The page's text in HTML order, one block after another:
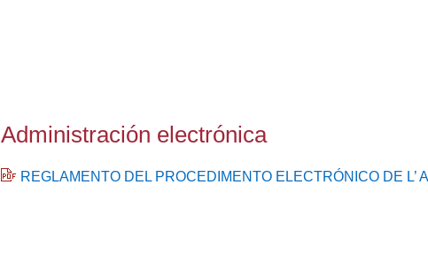
Administración electrónica
REGLAMENTO DEL PROCEDIMENTO ELECTRÓNICO DE L’